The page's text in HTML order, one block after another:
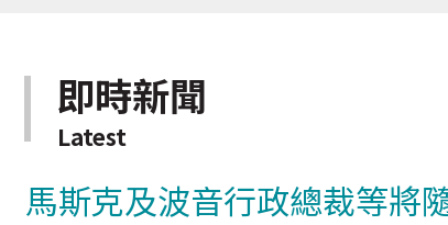
即時新聞
Latest
馬斯克及波音行政總裁等將